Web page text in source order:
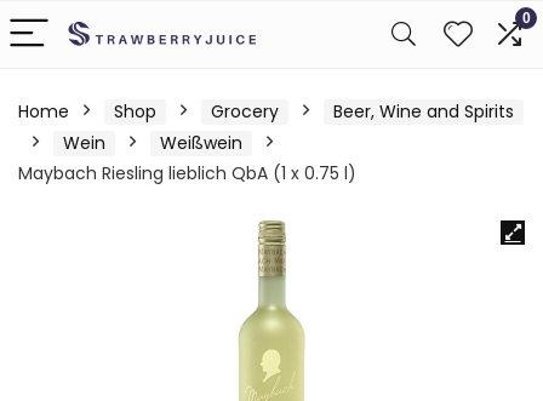
0
Home Shop Grocery
Beer, Wine and Spirits
Wein
Weißwein
Maybach Riesling lieblich QbA (1 x 0.75 l)